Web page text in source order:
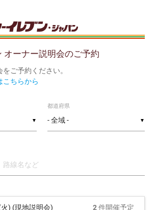
オーナー説明会のご予約
ご予約ください。
ちらから
▼ ▼
都道府県
2件開催予定
) (現地説明会)